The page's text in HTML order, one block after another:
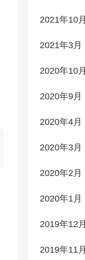
2021年10月
2021年3月
2020年10月
2020年9月
2020年4月
2020年3月
2020年2月
2020年1月
2019年12月
2019年11月